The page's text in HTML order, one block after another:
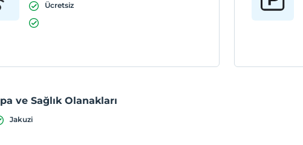
Ücretsiz
ve Sağlık Olanakları
Jakuzi